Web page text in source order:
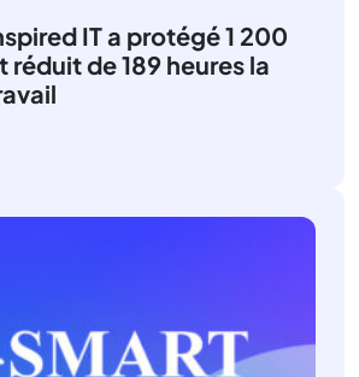
IT a protégé 1 200
réduit de 189 heures la